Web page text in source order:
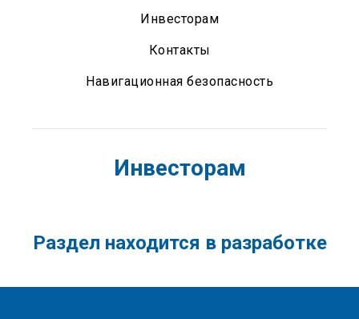
Инвесторам
Контакты
Навигационная безопасность
Инвесторам
Раздел находится в разработке